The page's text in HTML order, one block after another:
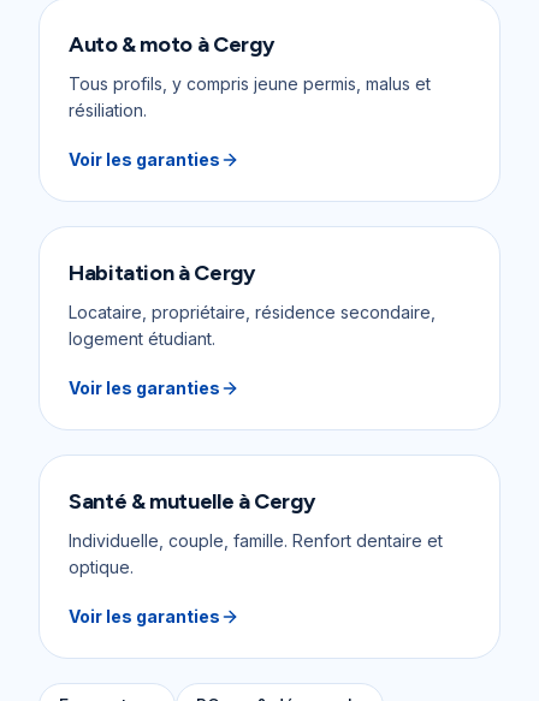
Auto & moto àCergy
Tous profils, y compris jeune permis, malus et
résiliation.
Voir les garanties
HabitationàCergy
Locataire, propriétaire, résidence secondaire,
logement étudiant.
Voir les garanties
Santé & mutuelle àCergy
Individuelle, couple, famille. Renfort dentaire et
optique.
Voir les garanties